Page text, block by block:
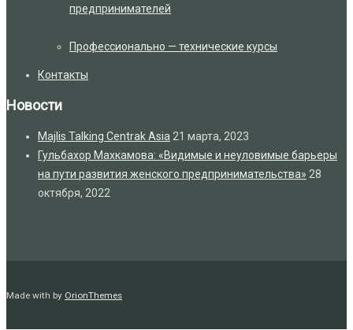
предпринимателей
Профессионально — технические курсы
Контакты
Новости
Majlis Talking Centrak Asia 21 марта, 2023
Гульбахор Махкамова: «Видимые и неуловимые барьеры
на пути развития женского предпринимательства» 28
октября, 2022
Made with by OrionThemes